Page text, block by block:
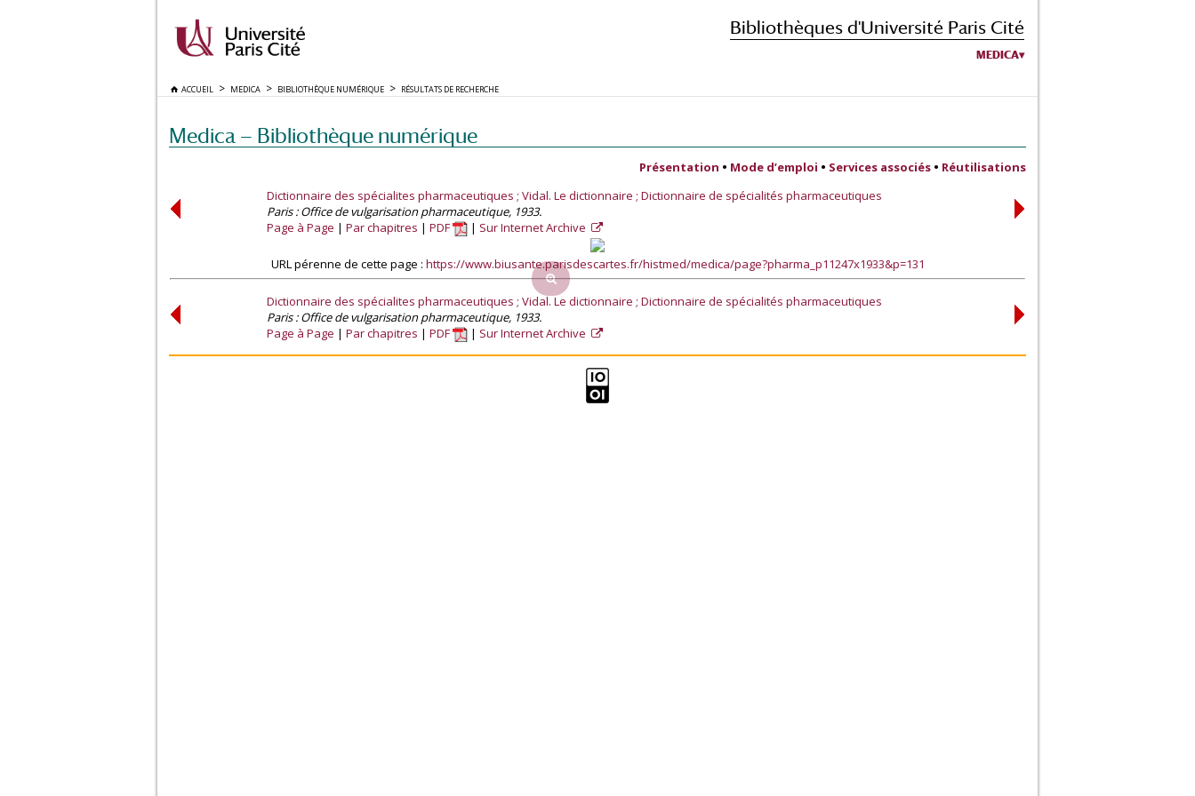
Bibliothèques d'Université Paris Cité
MEDICA
ACCUEIL MEDICA BIBLIOTHÈQUE NUMÉRIQUE RÉSULTATS DE RECHERCHE
Medica — Bibliothèque numérique
Présentation • Mode d’emploi • Services associés • Réutilisations
Dictionnaire des spécialites pharmaceutiques ; Vidal. Le dictionnaire ; Dictionnaire de spécialités pharmaceutiques
Paris : Office de vulgarisation pharmaceutique, 1933.
Page à Page
Par chapitres PDF Sur Internet Archive
URL pérenne de cette page : https://www.biusante.parisdescartes.fr/histmed/medica/page?pharma_p11247x1933&p=131
Dictionnaire des spécialites pharmaceutiques ; Vidal. Le dictionnaire ; Dictionnaire de spécialités pharmaceutiques
Paris : Office de vulgarisation pharmaceutique, 1933.
Page à Page
Par chapitres PDF Sur Internet Archive